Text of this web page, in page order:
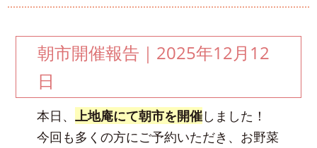
朝市開催報告｜2025年12月12
日
本日、 上地庵にて朝市を開催しました！
今回も多くの方にご予約いただき、お野菜